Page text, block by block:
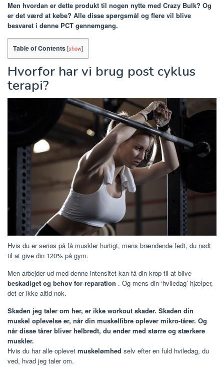
Men hvordan er dette produkt til nogen nytte med Crazy Bulk? Og
er det værd at købe? Alle disse spørgsmål og flere vil blive
besvaret i denne PCT gennemgang.
Table of Contents[show]
Hvorfor har vi brug post cyklus
terapi?
Hvis du er seriøs på få muskler hurtigt, mens brændende fedt, du nødt
til at give din 120% på gym.
Men arbejder ud med denne intensitet kan få din krop til at blive
beskadiget og behov for reparation . Og mens din ‘hviledag’ hjælper,
det er ikke altid nok.
Skaden jeg taler om her, er ikke workout skader. Skaden din
muskel oplevelse er, når din muskelfibre oplever mikro-tårer. Og
når disse tårer bliver helbredt, du ender med større og stærkere
muskler.
Hvis du har alle oplevet muskelømhed selv efter en fuld hviledag, du
ved, hvad jeg taler om.